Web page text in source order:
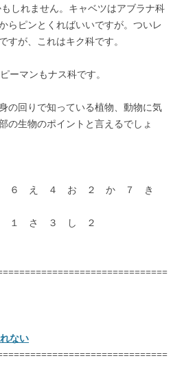
しれません。キャベツはアブラナ科
らピンとくればいいですが。ついレ
すが、これはキク科です。
ーマンもナス科です。
の回りで知っている植物、動物に気
の生物のポイントと言えるでしょ
６ え ４ お ２ か ７ き
１ さ ３ し ２
ない